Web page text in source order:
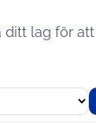
ditt lag för